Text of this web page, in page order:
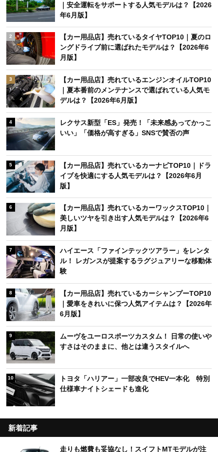
｜安全運転をサポートする人気モデルは？【2026
年6月版】
2
【カー用品店】売れているタイヤTOP10｜夏のロ
ングドライブ前に選ばれたモデルは？【2026年6
月版】
3
【カー用品店】売れているエンジンオイルTOP10
｜夏本番前のメンテナンスで選ばれている人気モ
デルは？【2026年6月版】
4
レクサス新型「ES」発売！「未来感あってかっこ
いい」「価格が高すぎる」SNSで賛否の声
5
【カー用品店】売れているカーナビTOP10｜ドラ
イブを快適にする人気モデルは？【2026年6月
版】
6
【カー用品店】売れているカーワックスTOP10｜
美しいツヤを引き出す人気モデルは？【2026年6
月版】
7
ハイエース「ファインテックツアラー」をレンタ
ル！ レガンスが提案するラグジュアリーな移動体
験
8
【カー用品店】売れているカーシャンプーTOP10
｜愛車をきれいに保つ人気アイテムは？【2026年
6月版】
9
ムーヴをユーロスポーツカスタム！ 日常の使いや
すさはそのままに、他とは違うスタイルへ
10
トヨタ「ハリアー」一部改良でHEV一本化 特別
仕様車ナイトシェードも進化
新着記事
走りも燃費も妥協なし！スイフトMTモデルが注